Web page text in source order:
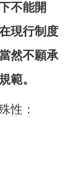
不能開
現行制度
然不願承
範。
性：